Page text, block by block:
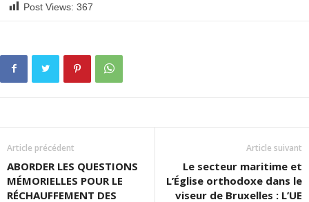
Post Views: 367
Article précédent
ABORDER LES QUESTIONS
MÉMORIELLES POUR LE
RÉCHAUFFEMENT DES
Article suivant
Le secteur maritime et
L’Église orthodoxe dans le
viseur de Bruxelles : L’UE